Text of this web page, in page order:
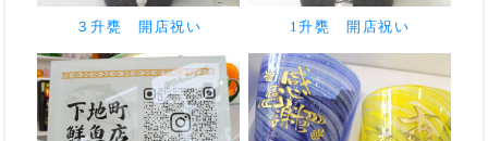
３升甕 開店祝い 1升甕 開店祝い